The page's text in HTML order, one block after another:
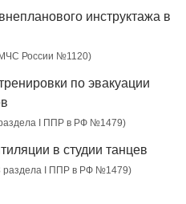
инструктажа в
МЧС России №1120)
по эвакуации
раздела I ППР в РФ №1479)
в студии танцев
раздела I ППР в РФ №1479)